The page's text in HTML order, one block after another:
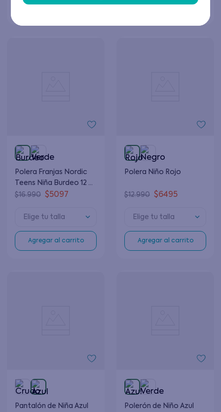
Polera Franjas Nordic
Teens Niña Burdeo 12 a
16 años
$16.990 $5097
Elige tu talla
Agregar al carrito
Polera Niño Rojo
$12.990 $6495
Elige tu talla
Agregar al carrito
Pantalón de Niña Azul Polerón de Niño Azul